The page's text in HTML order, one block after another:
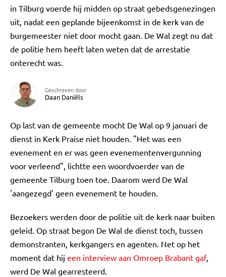
in Tilburg voerde hij midden op straat gebedsgenezingen
uit, nadat een geplande bijeenkomst in de kerk van de
burgemeester niet door mocht gaan. De Wal zegt nu dat
de politie hem heeft laten weten dat de arrestatie
onterecht was.
Geschreven door
Daan Daniëls
Op last van de gemeente mocht De Wal op 9 januari de
dienst in Kerk Praise niet houden. "Het was een
evenement en er was geen evenementenvergunning
voor verleend", lichtte een woordvoerder van de
gemeente Tilburg toen toe. Daarom werd De Wal
'aangezegd' geen evenement te houden.
Bezoekers werden door de politie uit de kerk naar buiten
geleid. Op straat begon De Wal de dienst toch, tussen
demonstranten, kerkgangers en agenten. Net op het
moment dat hij een interview aan Omroep Brabant gaf,
werd De Wal gearresteerd.